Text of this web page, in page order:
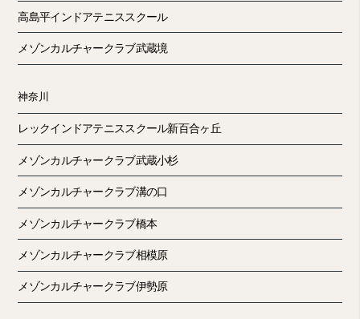
高島平インドアテニススクール
メゾンカルチャークラブ武蔵境
神奈川
レックインドアテニススクール新百合ヶ丘
メゾンカルチャークラブ武蔵小杉
メゾンカルチャークラブ溝の口
メゾンカルチャークラブ橋本
メゾンカルチャークラブ相模原
メゾンカルチャークラブ伊勢原